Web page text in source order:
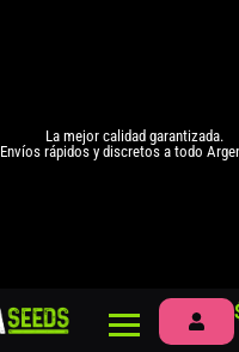
La mejor calidad garantizada.
Envíos rápidos y discretos a todo